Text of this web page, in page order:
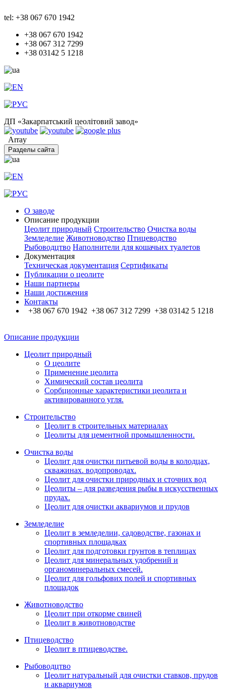
tel: +38 067 670 1942
+38 067 670 1942
+38 067 312 7299
+38 03142 5 1218
ДП «Закарпатський цеолітовий завод»
Array
Разделы сайта
О заводе
Описание продукции
Цеолит природный Строительство Очистка воды
Земледелие Животноводство Птицеводство
Рыбоводцтво Наполнители для кошачьих туалетов
Документация
Техническая документация Сертификаты
Публикации о цеолите
Наши партнеры
Наши достижения
Контакты
+38 067 670 1942 +38 067 312 7299 +38 03142 5 1218
Описание продукции
Цеолит природный
О цеолите
Применение цеолита
Химический состав цеолита
Сорбционные характеристики цеолита и
активированного угля.
Строительство
Цеолит в строительных материалах
Цеолиты для цементной промышленности.
Очистка воды
Цеолит для очистки питьевой воды в колодцах,
скважинах. водопроводах.
Цеолит для очистки природных и сточних вод
Цеолиты – для разведения рыбы в искусственных
прудах.
Цеолит для очистки аквариумов и прудов
Земледелие
Цеолит в земледелии, садоводстве, газонах и
спортивных площадках
Цеолит для подготовки грунтов в теплицах
Цеолит для минеральных удобрений и
органоминеральных смесей.
Цеолит для гольфових полей и спортивных
площадок
Животноводство
Цеолит при откорме свиней
Цеолит в животноводстве
Птицеводство
Цеолит в птицеводстве.
Рыбоводцтво
Цеолит натуральный для очистки ставков, прудов
и аквариумов